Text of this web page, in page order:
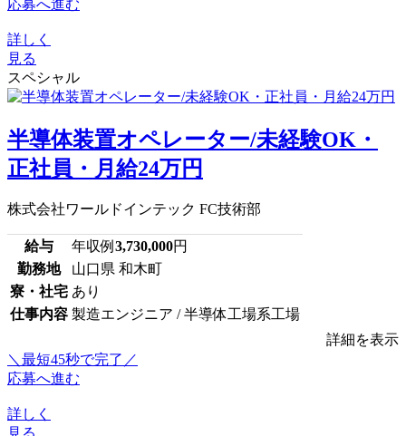
応募へ進む
詳しく
見る
スペシャル
半導体装置オペレーター/未経験OK・
正社員・月給24万円
株式会社ワールドインテック FC技術部
給与 年収例 3,730,000円
勤務地
山口県 和木町
寮・社宅 あり
仕事内容 製造エンジニア / 半導体工場系工場
詳細を表示
＼最短45秒で完了／
応募へ進む
詳しく